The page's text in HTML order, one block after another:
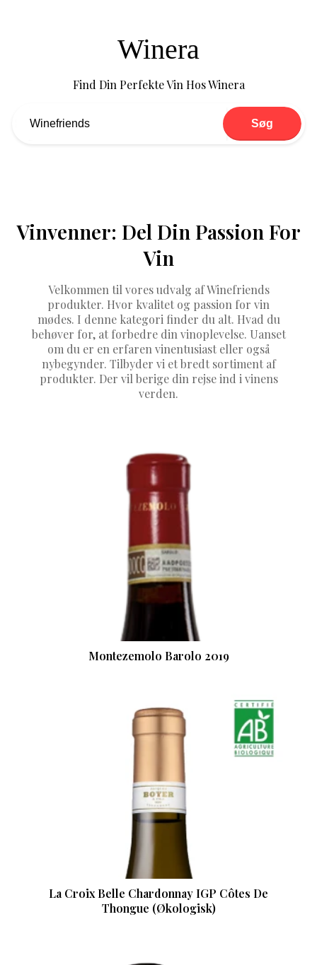
Winera
Find Din Perfekte Vin Hos Winera
Søg
Vinvenner: Del Din Passion For
Vin
Velkommen til vores udvalg af Winefriends
produkter. Hvor kvalitet og passion for vin
mødes. I denne kategori finder du alt. Hvad du
behøver for, at forbedre din vinoplevelse. Uanset
om du er en erfaren vinentusiast eller også
nybegynder. Tilbyder vi et bredt sortiment af
produkter. Der vil berige din rejse ind i vinens
verden.
Montezemolo Barolo 2019
La Croix Belle Chardonnay IGP Côtes De
Thongue (Økologisk)